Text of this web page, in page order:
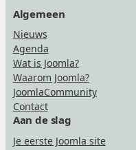
Algemeen
Nieuws
Agenda
Wat is Joomla?
Waarom Joomla?
JoomlaCommunity
Contact
Aan de slag
Je eerste Joomla site